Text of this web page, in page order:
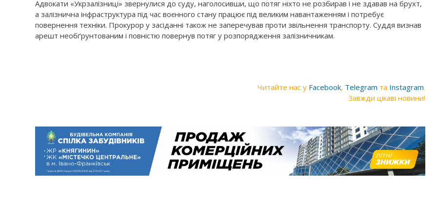
Адвокати «Укрзалізниці» звернулися до суду, наголосивши, що потяг ніхто не розбирав і не здавав на брухт,
а залізнична інфраструктура під час воєнного стану працює під великим навантаженням і потребує
повернення техніки. Прокурор у засіданні також не заперечував проти звільнення транспорту. Суддя визнав
арешт необґрунтованим і повністю повернув потяг у розпорядження залізничникам.
Читайте нас у Facebook, Telegram та Instagram.
Завжди цікаві новини!